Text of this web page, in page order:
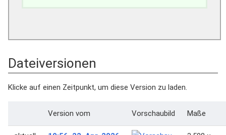
Dateiversionen
Klicke auf einen Zeitpunkt, um diese Version zu laden.
Version vom Vorschaubild Maße